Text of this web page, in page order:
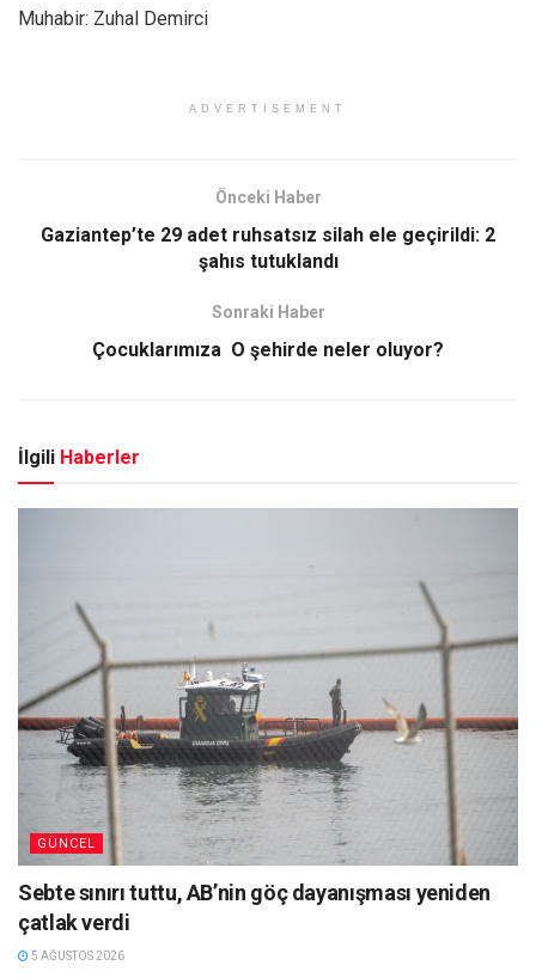
Muhabir: Zuhal Demirci
ADVERTISEMENT
Önceki Haber
Gaziantep’te 29 adet ruhsatsız silah ele geçirildi: 2
şahıs tutuklandı
Sonraki Haber
Çocuklarımıza O şehirde neler oluyor?
İlgili Haberler
GÜNCEL
Sebte sınırı tuttu, AB’nin göç dayanışması yeniden
çatlak verdi
5 AĞUSTOS 2026